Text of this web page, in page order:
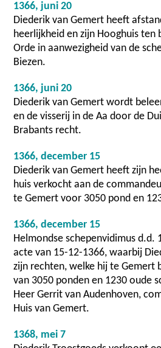
1366, juni 20
Diederik van Gemert heeft
heerlijkheid en zijn Hooghuis ten
Orde in aanwezigheid van de
Biezen.
1366, juni 20
Diederik van Gemert wordt
en de visserij in de Aa door de
Brabants recht.
1366, december 15
Diederik van Gemert heeft zijn
huis verkocht aan de
te Gemert voor 3050 pond en
1366, december 15
Helmondse schepenvidimus d.d.
acte van 15-12-1366, waarbij
zijn rechten, welke hij te Gemert
van 3050 ponden en 1230 oude
Heer Gerrit van Audenhoven,
Huis van Gemert.
1368, mei 7